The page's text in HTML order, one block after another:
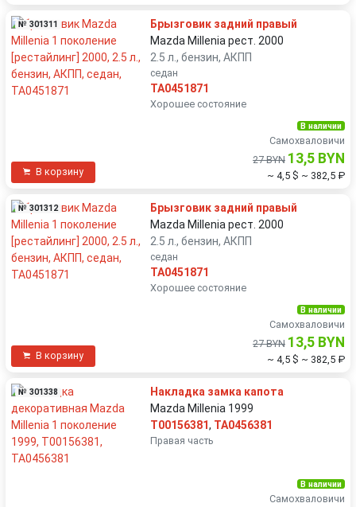
№ 301311
Брызговик задний правый
Mazda Millenia рест. 2000
2.5 л., бензин, АКПП
седан
TA0451871
Хорошее состояние
В корзину
В наличии
Самохваловичи
27 BYN 13,5 BYN
~ 4,5 $ ~ 382,5 ₽
№ 301312
Брызговик задний правый
Mazda Millenia рест. 2000
2.5 л., бензин, АКПП
седан
TA0451871
Хорошее состояние
В корзину
В наличии
Самохваловичи
27 BYN 13,5 BYN
~ 4,5 $ ~ 382,5 ₽
№ 301338
Накладка замка капота
Mazda Millenia 1999
T00156381, TA0456381
Правая часть
В наличии
Самохваловичи